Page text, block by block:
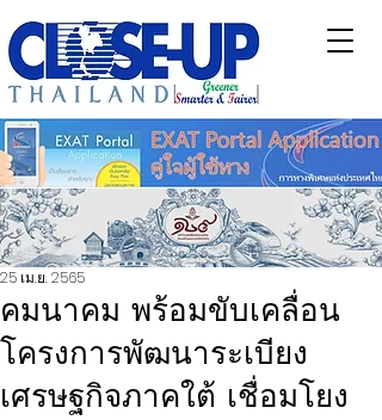
คมนาคม พร้อมขับเคลื่อน
โครงการพัฒนาระเบียง
เศรษฐกิจภาคใต้ เชื่อมโยง
25 เม.ย. 2565